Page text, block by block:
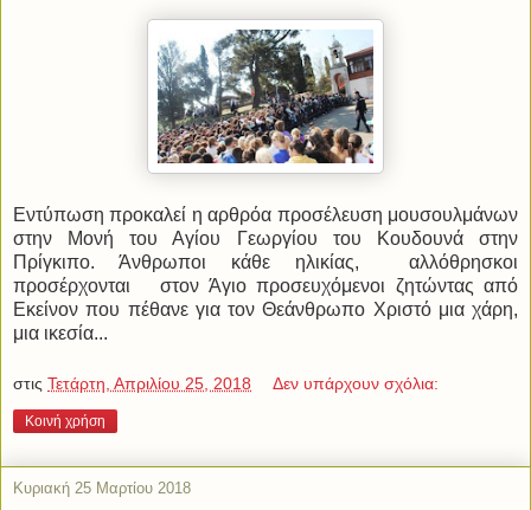
Εντύπωση προκαλεί η αρθρόα προσέλευση μουσουλμάνων
στην Μονή του Αγίου Γεωργίου του Κουδουνά στην
Πρίγκιπο. Άνθρωποι κάθε ηλικίας, αλλόθρησκοι
προσέρχονται στον Άγιο προσευχόμενοι ζητώντας από
Εκείνον που πέθανε για τον Θεάνθρωπο Χριστό μια χάρη,
μια ικεσία...
στις Τετάρτη, Απριλίου 25, 2018 Δεν υπάρχουν σχόλια:
Κοινή χρήση
Κυριακή 25 Μαρτίου 2018